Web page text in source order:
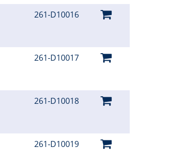
261-D10016
261-D10017
261-D10018
261-D10019